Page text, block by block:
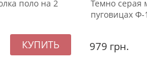
поло на 2
Темно серая
пуговицах Ф-
979 грн.